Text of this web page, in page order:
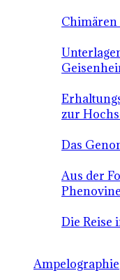
zur
Das
Aus der
Die Reise
Ampelographie